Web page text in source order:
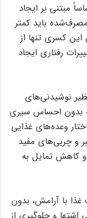
مبتنی بر ایجاد
باید کمتر
کسری تنها از
رفتاری ایجاد
نوشیدنی‌های
بدون احساس سیری
وعده‌های غذایی
و چربی‌های مفید
و کاهش تمایل به
با آرامش، بدون